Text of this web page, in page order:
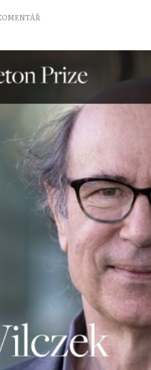
NA
PRO
2022
ZÍSKAL
FYZIK
FRANK
WILCZEK